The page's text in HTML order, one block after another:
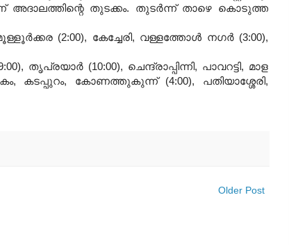
അദാലത്തിന്റെ തുടക്കം. തുടര്‍ന്ന് താഴെ കൊടുത്ത
(2:00), കേച്ചേരി, വള്ളത്തോള്‍ നഗര്‍ (3:00),
തൃപ്രയാര്‍ (10:00), ചെന്ദ്രാപ്പിന്നി, പാവറട്ടി, മാള
കടപ്പുറം, കോണത്തുകുന്ന് (4:00), പതിയാശ്ശേരി,
Older Post